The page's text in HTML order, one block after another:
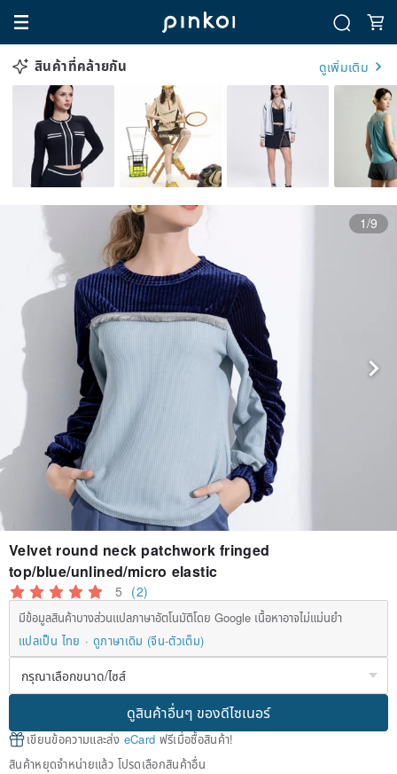
สินค้าที่คล้ายกัน ดูเพิ่มเติม
1/9
Velvet round neck patchwork fringed
top/blue/unlined/micro elastic
5 (2)
มีข้อมูลสินค้าบางส่วนแปลภาษาอัตโนมัติโดย Google เนื้อหาอาจไม่แม่นยำ
แปลเป็น ไทย
ดูภาษาเดิม (จีน-ตัวเต็ม)
ดูสินค้าอื่นๆ ของดีไซเนอร์
เขียนข้อความและส่ง eCard ฟรีเมื่อซื้อสินค้า!
สินค้าหยุดจำหน่ายแล้ว โปรดเลือกสินค้าอื่น